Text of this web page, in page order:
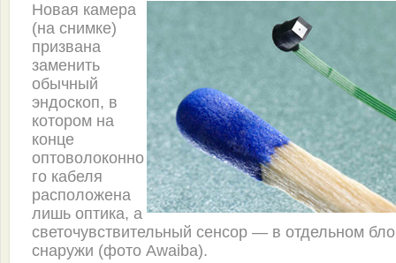
Новая камера
(на снимке)
призвана
заменить
обычный
эндоскоп, в
котором на
конце
оптоволоконно
го кабеля
расположена
лишь оптика, а
светочувствительный сенсор — в отдельном
снаружи (фото Awaiba).